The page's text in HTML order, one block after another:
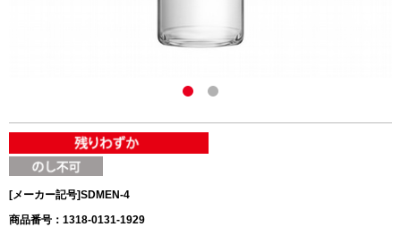
[メーカー記号]SDMEN-4
商品番号：1318-0131-1929